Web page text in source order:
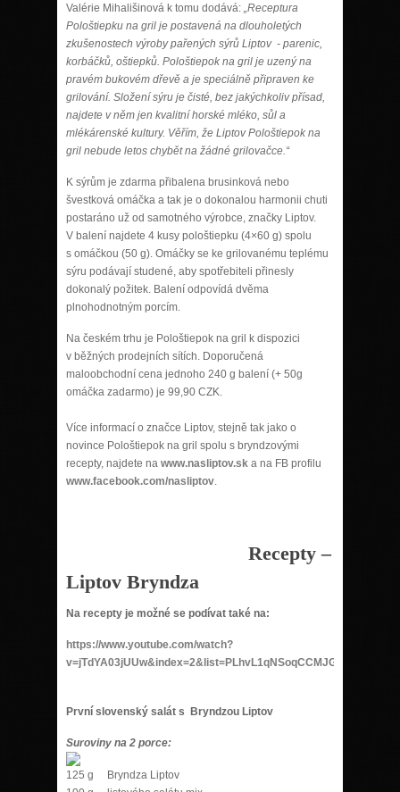
Valérie Mihališinová k tomu dodává: „Receptura
Pološtiepku na gril je postavená na dlouholetých
zkušenostech výroby pařených sýrů Liptov - parenic,
korbáčků, oštiepků. Pološtiepok na gril je uzený na
pravém bukovém dřevě a je speciálně připraven ke
grilování. Složení sýru je čisté, bez jakýchkoliv přísad,
najdete v něm jen kvalitní horské mléko, sůl a
mlékárenské kultury. Věřím, že Liptov Pološtiepok na
gril nebude letos chybět na žádné grilovačce.“
K sýrům je zdarma přibalena brusinková nebo
švestková omáčka a tak je o dokonalou harmonii chuti
postaráno už od samotného výrobce, značky Liptov.
V balení najdete 4 kusy pološtiepku (4×60 g) spolu
s omáčkou (50 g). Omáčky se ke grilovanému teplému
sýru podávají studené, aby spotřebiteli přinesly
dokonalý požitek. Balení odpovídá dvěma
plnohodnotným porcím.
Na českém trhu je Pološtiepok na gril k dispozici
v běžných prodejních sítích. Doporučená
maloobchodní cena jednoho 240 g balení (+ 50g
omáčka zadarmo) je 99,90 CZK.
Více informací o značce Liptov, stejně tak jako o
novince Pološtiepok na gril spolu s bryndzovými
recepty, najdete na www.nasliptov.sk a na FB profilu
www.facebook.com/nasliptov.
Recepty –
Liptov Bryndza
Na recepty je možné se podívat také na:
https://www.youtube.com/watch?
První slovenský salát s Bryndzou Liptov
Suroviny na 2 porce:
125 g Bryndza Liptov